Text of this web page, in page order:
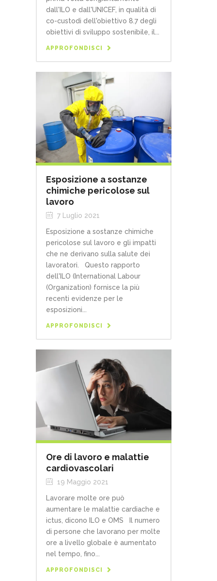
dall'ILO e dall'UNICEF, in qualità di
co-custodi dell'obiettivo 8.7 degli
obiettivi di sviluppo sostenibile, il...
APPROFONDISCI
Esposizione a sostanze
chimiche pericolose sul
lavoro
7 Luglio 2021
Esposizione a sostanze chimiche
pericolose sul lavoro e gli impatti
che ne derivano sulla salute dei
lavoratori. Questo rapporto
dell'ILO (International Labour
(Organization) fornisce la più
recenti evidenze per le
esposizioni...
APPROFONDISCI
Ore di lavoro e malattie
cardiovascolari
19 Maggio 2021
Lavorare molte ore può
aumentare le malattie cardiache e
ictus, dicono ILO e OMS Il numero
di persone che lavorano per molte
ore a livello globale è aumentato
nel tempo, fino...
APPROFONDISCI